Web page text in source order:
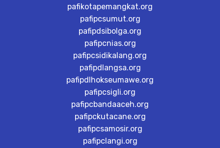
pafikotapemangkat.org
pafipcsumut.org
pafipdsibolga.org
pafipcnias.org
pafipcsidikalang.org
pafipdlangsa.org
pafipdlhokseumawe.org
pafipcsigli.org
pafipcbandaaceh.org
pafipckutacane.org
pafipcsamosir.org
pafipclangi.org